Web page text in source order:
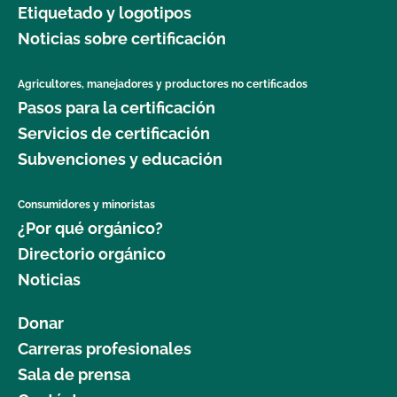
jardinería orgánica?
seguridad alimentaria como agricultor orgánico?
¿Dónde puedo obtener más información sobre la
gestión del ganado orgánico?
¿Dónde puedo encontrar semillas y plantas
orgánicas?
¿Qué cultivos requieren un intervalo de 120 días
antes de la cosecha cuando se aplica estiércol?
¿Qué norma GLOBALG.A.P. es mejor para mi
empresa?
Etiquetado y logotipos
Noticias sobre certificación
Agricultores, manejadores y productores no certificados
Pasos para la certificación
Servicios de certificación
Subvenciones y educación
Consumidores y minoristas
¿Por qué orgánico?
Directorio orgánico
Noticias
Donar
Carreras profesionales
Sala de prensa